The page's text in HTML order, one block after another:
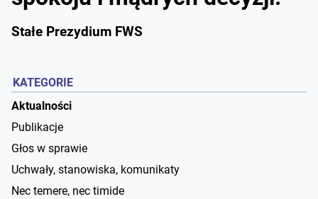
Stałe Prezydium FWS
KATEGORIE
Aktualności
Publikacje
Głos w sprawie
Uchwały, stanowiska, komunikaty
Nec temere, nec timide